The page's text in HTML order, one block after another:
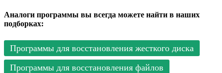
Аналоги программы вы всегда можете найти в наших
подборках:
Программы для восстановления жесткого диска
Программы для восстановления файлов